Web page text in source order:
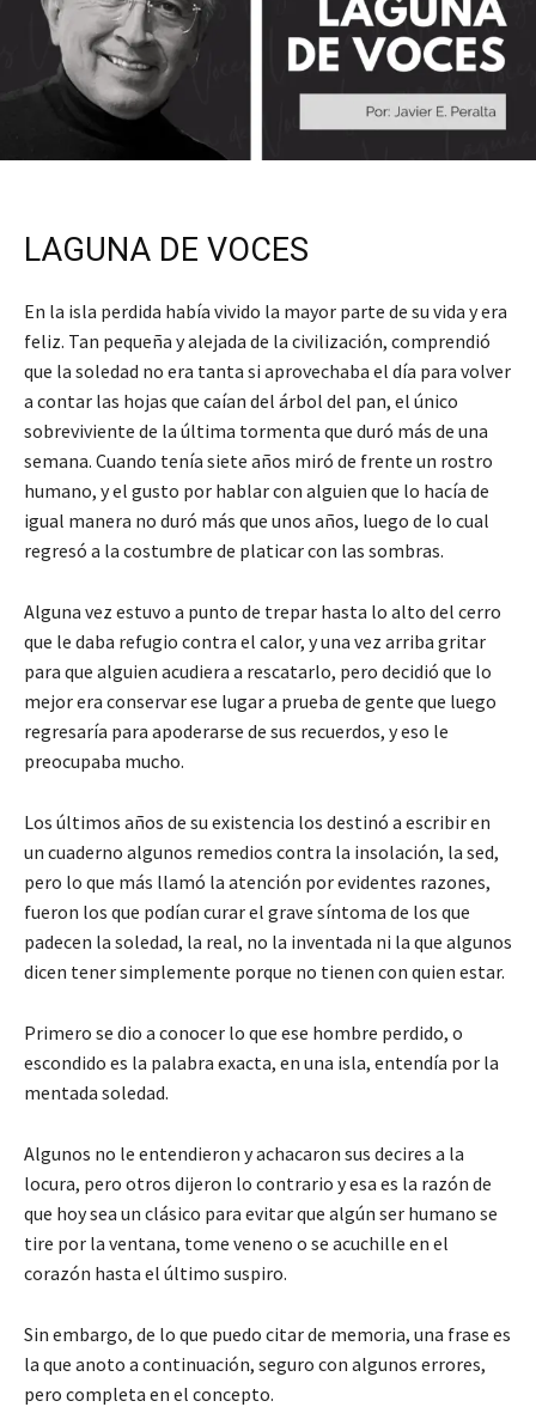
LAGUNA DE VOCES
En la isla perdida había vivido la mayor parte de su vida y era
feliz. Tan pequeña y alejada de la civilización, comprendió
que la soledad no era tanta si aprovechaba el día para volver
a contar las hojas que caían del árbol del pan, el único
sobreviviente de la última tormenta que duró más de una
semana. Cuando tenía siete años miró de frente un rostro
humano, y el gusto por hablar con alguien que lo hacía de
igual manera no duró más que unos años, luego de lo cual
regresó a la costumbre de platicar con las sombras.
Alguna vez estuvo a punto de trepar hasta lo alto del cerro
que le daba refugio contra el calor, y una vez arriba gritar
para que alguien acudiera a rescatarlo, pero decidió que lo
mejor era conservar ese lugar a prueba de gente que luego
regresaría para apoderarse de sus recuerdos, y eso le
preocupaba mucho.
Los últimos años de su existencia los destinó a escribir en
un cuaderno algunos remedios contra la insolación, la sed,
pero lo que más llamó la atención por evidentes razones,
fueron los que podían curar el grave síntoma de los que
padecen la soledad, la real, no la inventada ni la que algunos
dicen tener simplemente porque no tienen con quien estar.
Primero se dio a conocer lo que ese hombre perdido, o
escondido es la palabra exacta, en una isla, entendía por la
mentada soledad.
Algunos no le entendieron y achacaron sus decires a la
locura, pero otros dijeron lo contrario y esa es la razón de
que hoy sea un clásico para evitar que algún ser humano se
tire por la ventana, tome veneno o se acuchille en el
corazón hasta el último suspiro.
Sin embargo, de lo que puedo citar de memoria, una frase es
la que anoto a continuación, seguro con algunos errores,
pero completa en el concepto.